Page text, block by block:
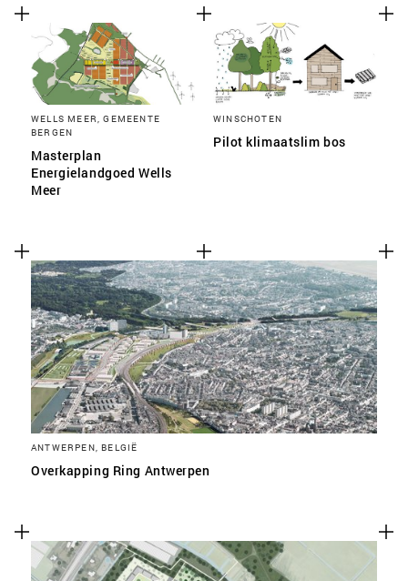
WELLS MEER, GEMEENTE
BERGEN
Masterplan
Energielandgoed Wells
Meer
WINSCHOTEN
Pilot klimaatslim bos
ANTWERPEN, BELGIË
Overkapping Ring Antwerpen